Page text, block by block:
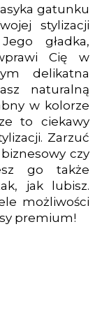
gatunku
stylizacji
gładka,
Cię w
delikatna
naturalną
w kolorze
to ciekawy
Zarzuć
czy
go także
jak lubisz.
możliwości
premium!